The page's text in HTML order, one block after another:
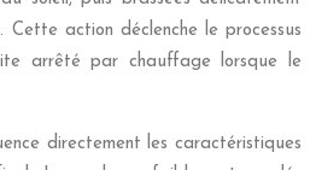
Cette action déclenche le processus
arrêté par chauffage lorsque le
directement les caractéristiques